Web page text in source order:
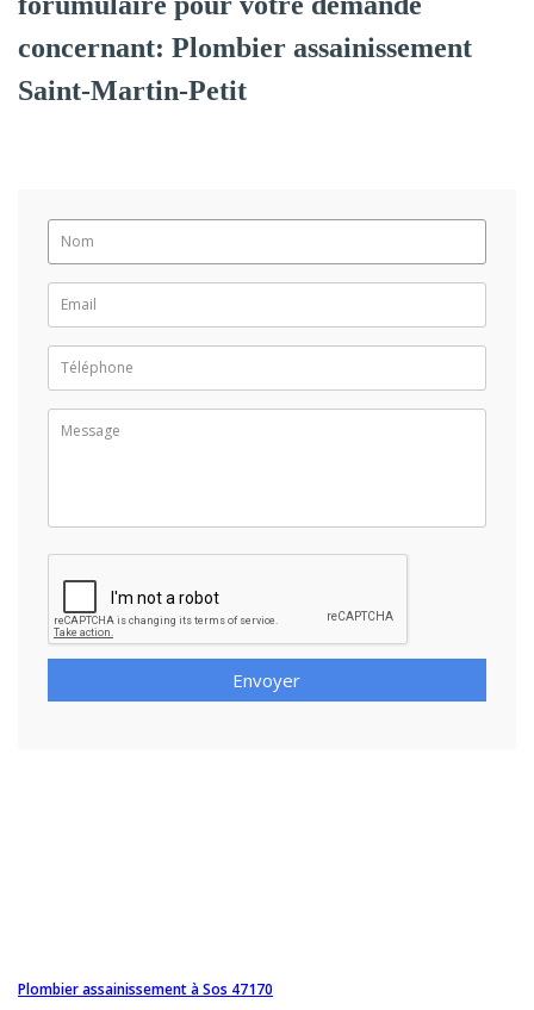
concernant: Plombier assainissement
Saint-Martin-Petit
Envoyer
Plombier assainissement à Sos 47170